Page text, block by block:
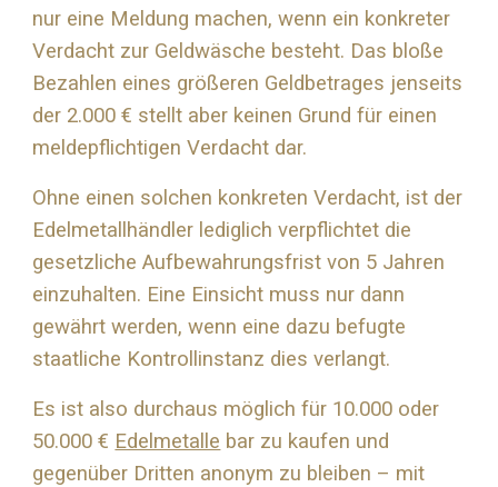
nur eine Meldung machen, wenn ein konkreter
Verdacht zur Geldwäsche besteht. Das bloße
Bezahlen eines größeren Geldbetrages jenseits
der 2.000 € stellt aber keinen Grund für einen
meldepflichtigen Verdacht dar.
Ohne einen solchen konkreten Verdacht, ist der
Edelmetallhändler lediglich verpflichtet die
gesetzliche Aufbewahrungsfrist von 5 Jahren
einzuhalten. Eine Einsicht muss nur dann
gewährt werden, wenn eine dazu befugte
staatliche Kontrollinstanz dies verlangt.
Es ist also durchaus möglich für 10.000 oder
50.000 € Edelmetalle bar zu kaufen und
gegenüber Dritten anonym zu bleiben – mit